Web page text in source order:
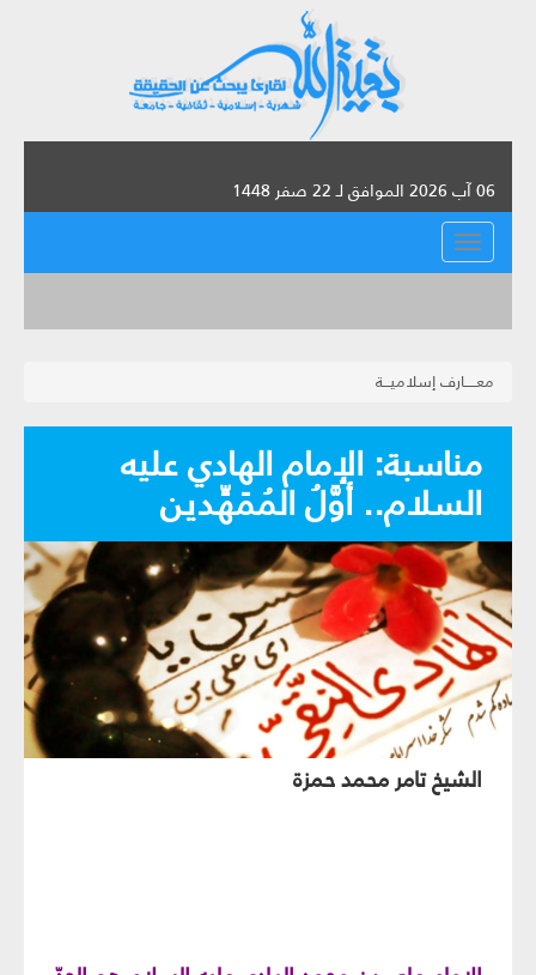
06 آب 2026 الموافق لـ 22 صفر 1448
القائمة
معـــــارف إسلاميـــة
مناسبة: الإمام الهادي عليه
السلام.. أوَّلُ المُمَهِّدين
الشيخ تامر محمد حمزة